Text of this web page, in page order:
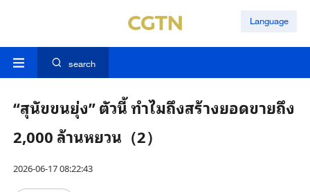
Language
search
“สุนัขขนยุ่ง” ตัวนี้ ทำไมถึงสร้างยอดขายถึง
2,000 ล้านหยวน（2）
2026-06-17 08:22:43